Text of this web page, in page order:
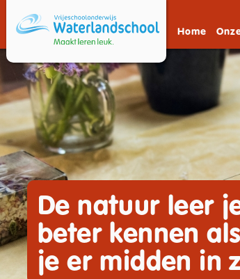
Home
De natuur leer
beter kennen als
je er midden in